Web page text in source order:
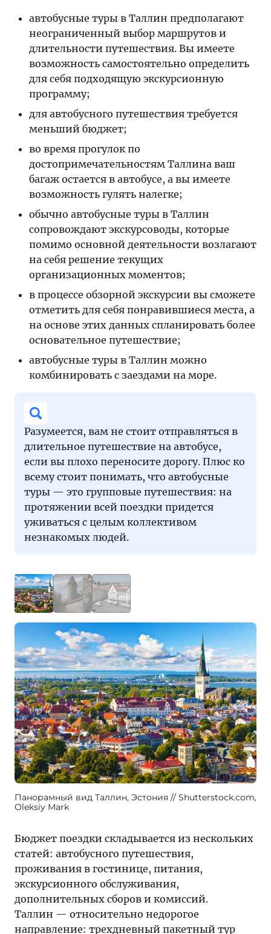
автобусные туры в Таллин предполагают
неограниченный выбор маршрутов и
длительности путешествия. Вы имеете
возможность самостоятельно определить
для себя подходящую экскурсионную
программу;
для автобусного путешествия требуется
меньший бюджет;
во время прогулок по
достопримечательностям Таллина ваш
багаж остается в автобусе, а вы имеете
возможность гулять налегке;
обычно автобусные туры в Таллин
сопровождают экскурсоводы, которые
помимо основной деятельности возлагают
на себя решение текущих
организационных моментов;
в процессе обзорной экскурсии вы сможете
отметить для себя понравившиеся места, а
на основе этих данных спланировать более
основательное путешествие;
автобусные туры в Таллин можно
комбинировать с заездами на море.
Разумеется, вам не стоит отправляться в
длительное путешествие на автобусе,
если вы плохо переносите дорогу. Плюс ко
всему стоит понимать, что автобусные
туры — это групповые путешествия: на
протяжении всей поездки придется
уживаться с целым коллективом
незнакомых людей.
Панорамный вид Таллин, Эстония
Shutterstock.com,
Oleksiy Mark
Бюджет поездки складывается из нескольких
статей: автобусного путешествия,
проживания в гостинице, питания,
экскурсионного обслуживания,
дополнительных сборов и комиссий.
Таллин — относительно недорогое
направление: трехдневный пакетный тур